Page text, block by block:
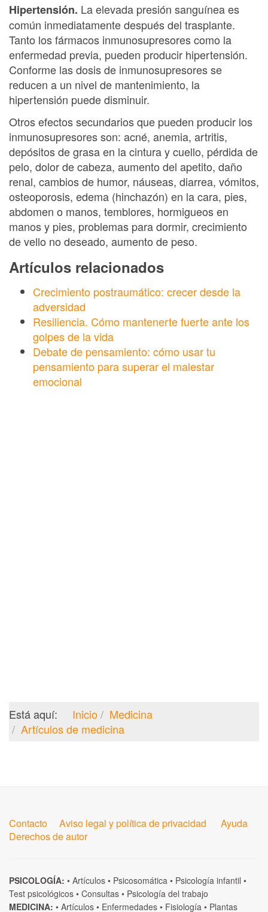
Hipertensión. La elevada presión sanguínea es
común inmediatamente después del trasplante.
Tanto los fármacos inmunosupresores como la
enfermedad previa, pueden producir hipertensión.
Conforme las dosis de inmunosupresores se
reducen a un nivel de mantenimiento, la
hipertensión puede disminuir.
Otros efectos secundarios que pueden producir los
inmunosupresores son: acné, anemia, artritis,
depósitos de grasa en la cintura y cuello, pérdida de
pelo, dolor de cabeza, aumento del apetito, daño
renal, cambios de humor, náuseas, diarrea, vómitos,
osteoporosis, edema (hinchazón) en la cara, pies,
abdomen o manos, temblores, hormigueos en
manos y pies, problemas para dormir, crecimiento
de vello no deseado, aumento de peso.
Artículos relacionados
Crecimiento postraumático: crecer desde la
adversidad
Resiliencia. Cómo mantenerte fuerte ante los
golpes de la vida
Debate de pensamiento: cómo usar tu
pensamiento para superar el malestar
emocional
Está aquí: Inicio
Medicina
Artículos de medicina
Contacto Aviso legal y política de privacidad
Ayuda
Derechos de autor
PSICOLOGÍA: • Artículos • Psicosomática • Psicología infantil •
Test psicológicos • Consultas • Psicología del trabajo
MEDICINA: • Artículos • Enfermedades • Fisiología • Plantas